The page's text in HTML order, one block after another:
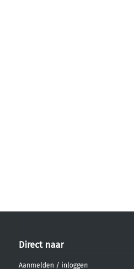
Direct naar
Aanmelden / inloggen